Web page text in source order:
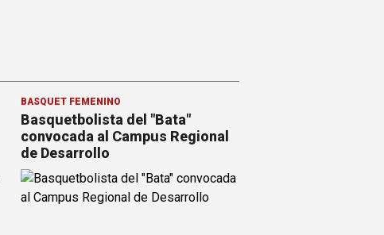
BÁSQUET FEMENINO
Basquetbolista del "Bata"
convocada al Campus Regional
de Desarrollo